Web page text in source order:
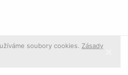
soubory cookies. Zásady